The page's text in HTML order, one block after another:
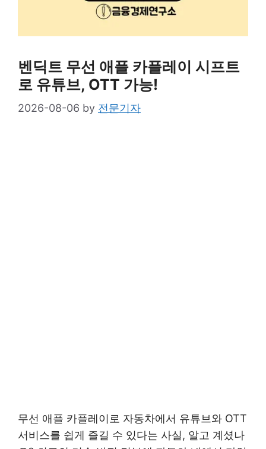
벤딕트 무선 애플 카플레이 시프트
로 유튜브, OTT 가능!
2026-08-06 by 전문기자
무선 애플 카플레이로 자동차에서 유튜브와 OTT
서비스를 쉽게 즐길 수 있다는 사실, 알고 계셨나